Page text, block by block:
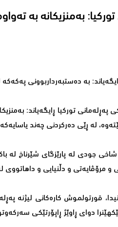
بەمنزیكانە بە
بە دەستبەرداربوونی
توركیا ڕایگەیاند:
لە ڕێی دەركردنی چەند
جودی لە پارێزگای شێرناخ لە
و مرۆڤایەتی و دڵنیایی و داهاتووی
قورتولموش كارەكانی لیژنە
پێكهێنرا دوای ڕاوێژ ڕاپۆرتێكی